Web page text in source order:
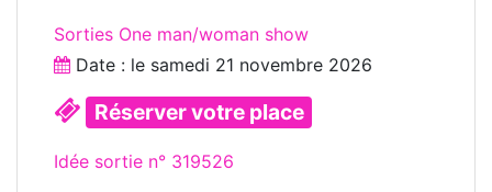
Sorties One man/woman show
Date : le samedi 21 novembre 2026
Réserver votre place
Idée sortie n° 319526